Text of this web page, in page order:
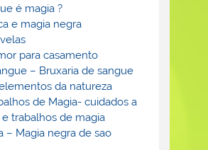
é magia ?
e magia negra
para casamento
– Bruxaria de sangue
da natureza
de Magia- cuidados a
trabalhos de magia
– Magia negra de sao